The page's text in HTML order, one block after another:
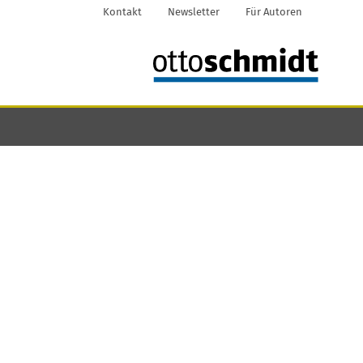
Kontakt Newsletter Für Autoren